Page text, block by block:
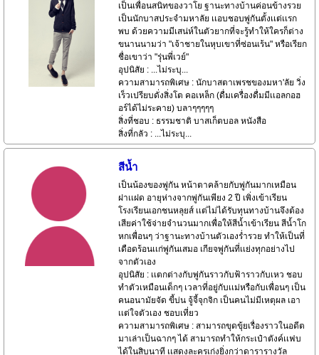
เป็นเพื่อนสนิทของวาโย ฐานะทางบ้านค่อนข้างรวย
เป็นนักบาสประจำมหาลัย เเอบชอบพู่กันตั้งเเต่เเรก
พบ ด้วยความมีเสน่ห์ในตัวยากที่จะรู้ทำให้ใครก็ต่าง
ขนานนามว่า "เจ้าชายในหุบเขาที่ซ่อนเร้น" หรือเรียก
ชื่อเขาว่า "รุ่นพี่เวย์"
อุปนิสัย : ...ไม่ระบุ...
ความสามารถพิเศษ : นักบาสตาเพรชของมหา'ลัย วิ่ง
เร็วเปรียบดั่งสิ่งโต คอเหล็ก (ดื่มเครื่องดื่มมีเเอลกอฮ
อร์ได้ไม่ระคาย) บลาๆๆๆๆๆ
สิ่งที่ชอบ : ธรรมชาติ บาสเก็ตบอล หนังสือ
สิ่งที่กลัว : ...ไม่ระบุ...
สีน้ำ
เป็นน้องของพู่กัน หน้าตาคล้ายกับพู่กันมากเหมือน
ฝาเเฝด อายุห่างจากพู่กันเพียง 2 ปี เพิ่งเข้าเรียน
โรงเรียนเอกชนหลุยส์ เเต่ไม่ได้รับทุนทางบ้านจึงต้อง
เสียค่าใช้จ่ายจำนวนมากเพื่อให้สีน้ำเข้าเรียน สีน้ำโก
หกเพื่อนๆ ว่าฐานะทางบ้านตัวเองร่ำรวย ทำให้เป็นที่
เดือดร้อนเเก่พู่กันเสมอ เกียจพู่กันที่เเย่งทุกอย่างไป
จากตัวเอง
อุปนิสัย : เเตกต่างกับพู่กันราวกับฟ้าราวกับเหว ชอบ
ทำตัวเหมือนเด็กๆ เวลาที่อยู่กับเเม่หรือกับเพื่อนๆ เป็น
คนอนามัยจัด ขี้บ่น จู้จี้จุกจิก เป็นคนไม่มีเหตุผล เอา
เเต่ใจตัวเอง ชอบเที่ยว
ความสามารถพิเศษ : สามารถขุดขุ้ยเรื่องราวในอดีต
มาเล่าเป็นฉากๆ ได้ สามารถทำให้กระเป๋าตังค์เเฟบ
ได้ในสิบนาที เเสดงละครเก่งยิ่งกว่าดารารางวัล